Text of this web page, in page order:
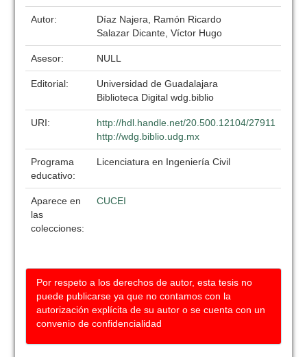
Autor:
Díaz Najera, Ramón Ricardo
Salazar Dicante, Víctor Hugo
Asesor: NULL
Editorial:
Universidad de Guadalajara
Biblioteca Digital wdg.biblio
URI:
http://hdl.handle.net/20.500.12104/27911
http://wdg.biblio.udg.mx
Programa
educativo:
Licenciatura en Ingeniería Civil
Aparece en
las
colecciones:
CUCEI
Por respeto a los derechos de autor, esta tesis no
puede publicarse ya que no contamos con la
autorización explícita de su autor o se cuenta con un
convenio de confidencialidad